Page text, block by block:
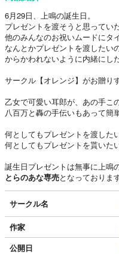
6月29日、上鳴の誕生日。
プレゼントを渡そうと思ってい
他のみんなのお祝いムードにタ
なんとかプレゼントを渡したい
からかわれないように内緒にし
サークル【オレンジ】がお贈り
乙女で可愛い耳郎が、あの手こ
八百万と轟の手伝いもあって
何としてもプレゼントを渡した
何としてもプレゼントを貰いた
誕生日プレゼントは無事に上鳴
とらのあな専売となっておりま
サークル名
作家
公開日